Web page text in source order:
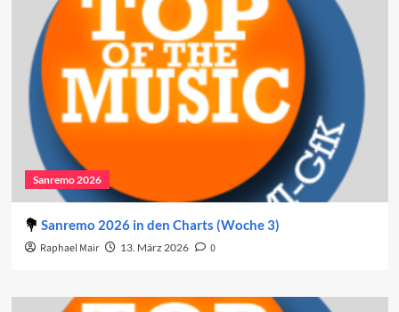
Sanremo 2026
Sanremo 2026 in den Charts (Woche 3)
Raphael Mair 13. März 2026 0